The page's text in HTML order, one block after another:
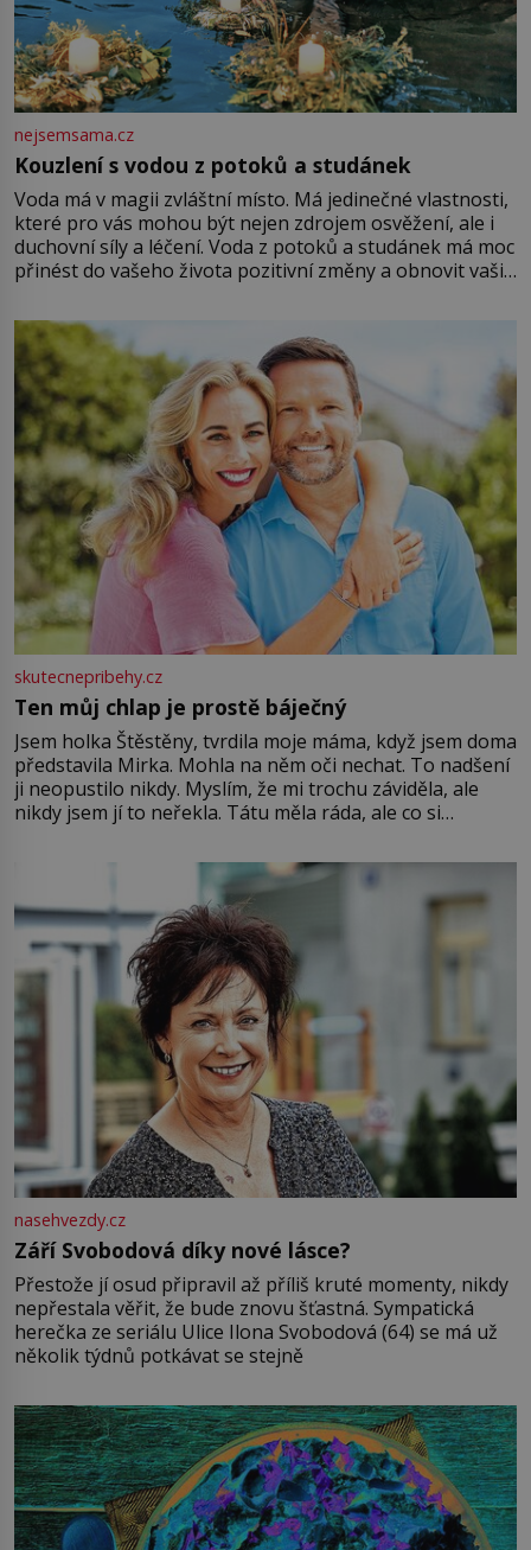
nejsemsama.cz
Kouzlení s vodou z potoků a studánek
Voda má v magii zvláštní místo. Má jedinečné vlastnosti,
které pro vás mohou být nejen zdrojem osvěžení, ale i
duchovní síly a léčení. Voda z potoků a studánek má moc
přinést do vašeho života pozitivní změny a obnovit vaši
můžete obohatit své rituály a přinést do svého života
větší harmonii a klid. Je důležité
skutecnepribehy.cz
Ten můj chlap je prostě báječný
Jsem holka Štěstěny, tvrdila moje máma, když jsem doma
představila Mirka. Mohla na něm oči nechat. To nadšení
ji neopustilo nikdy. Myslím, že mi trochu záviděla, ale
nikdy jsem jí to neřekla. Tátu měla ráda, ale co si
Jsme spolu moc rádi Tehdy byla jiná doba, když
nasehvezdy.cz
Září Svobodová díky nové lásce?
Přestože jí osud připravil až příliš kruté momenty, nikdy
nepřestala věřit, že bude znovu šťastná. Sympatická
herečka ze seriálu Ulice Ilona Svobodová (64) se má už
několik týdnů potkávat se stejně